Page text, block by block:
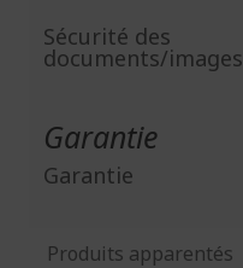
Sécurité des
documents/images
Garantie
Garantie
Produits apparentés